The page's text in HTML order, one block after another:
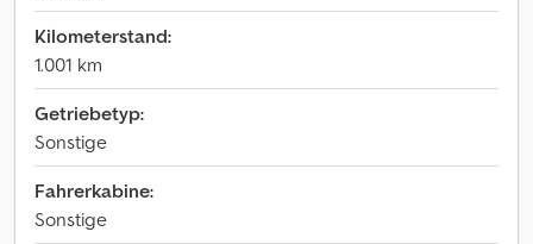
Kilometerstand:
1.001 km
Getriebetyp:
Sonstige
Fahrerkabine:
Sonstige